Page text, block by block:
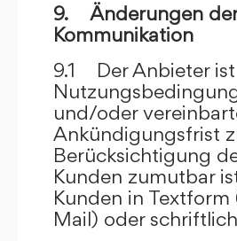
9. Änderungen
Kommunikation
9.1 Der Anbieter
und/oder
Ankündigungsfrist
Berücksichtigung
Kunden zumutbar
Kunden in
Mail) oder